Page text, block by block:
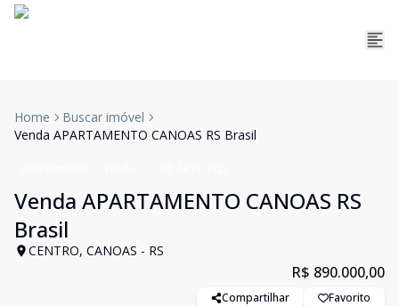
Home
Buscar imóvel
Venda APARTAMENTO CANOAS RS Brasil
Venda APARTAMENTO CANOAS RS
Brasil
CENTRO, CANOAS - RS
R$ 890.000,00
Compartilhar Favorito